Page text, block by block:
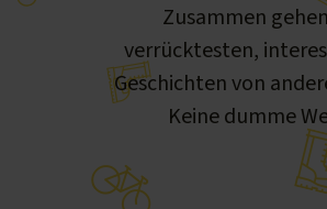
Zusammen
verrücktesten,
Geschichten von
Keine dumme